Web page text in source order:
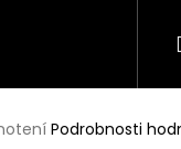
Podrobnosti